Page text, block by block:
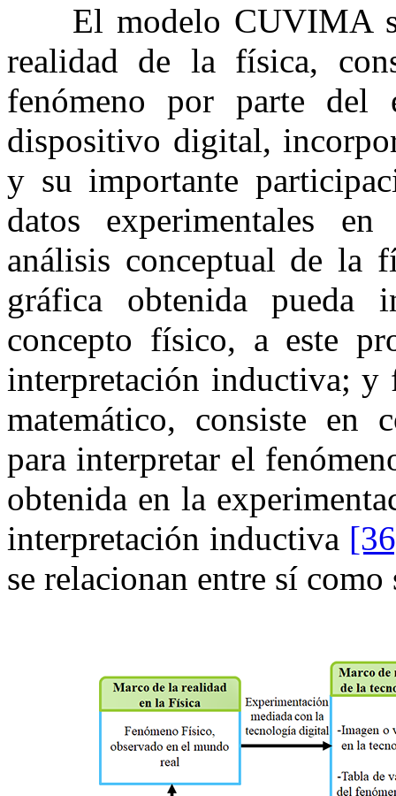
El modelo CUVIMA se
realidad de la física,
fenómeno por parte del
dispositivo digital,
y su importante
datos experimentales
análisis conceptual de la
gráfica obtenida pueda
concepto físico, a este
interpretación inductiva; y
matemático, consiste en
para interpretar el
obtenida en la
interpretación inductiva
se relacionan entre sí